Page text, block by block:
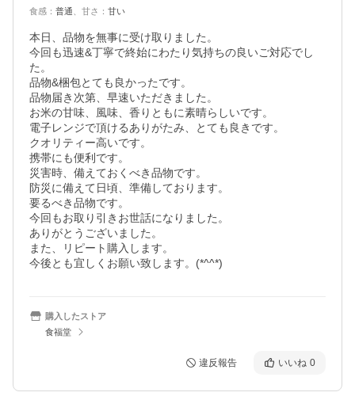
食感 ： 普通 甘さ ： 甘い
本日、品物を無事に受け取りました。
今回も迅速&丁寧で終始にわたり気持ちの良いご対応でし
た。
品物&梱包とても良かったです。
品物届き次第、早速いただきました。
お米の甘味、風味、香りともに素晴らしいです。
電子レンジで頂けるありがたみ、とても良きです。
クオリティー高いです。
携帯にも便利です。
災害時、備えておくべき品物です。
防災に備えて日頃、準備しております。
要るべき品物です。
今回もお取り引きお世話になりました。
ありがとうございました。
また、リピート購入します。
今後とも宜しくお願い致します。(*^^*)
購入したストア
食福堂
違反報告 いいね 0